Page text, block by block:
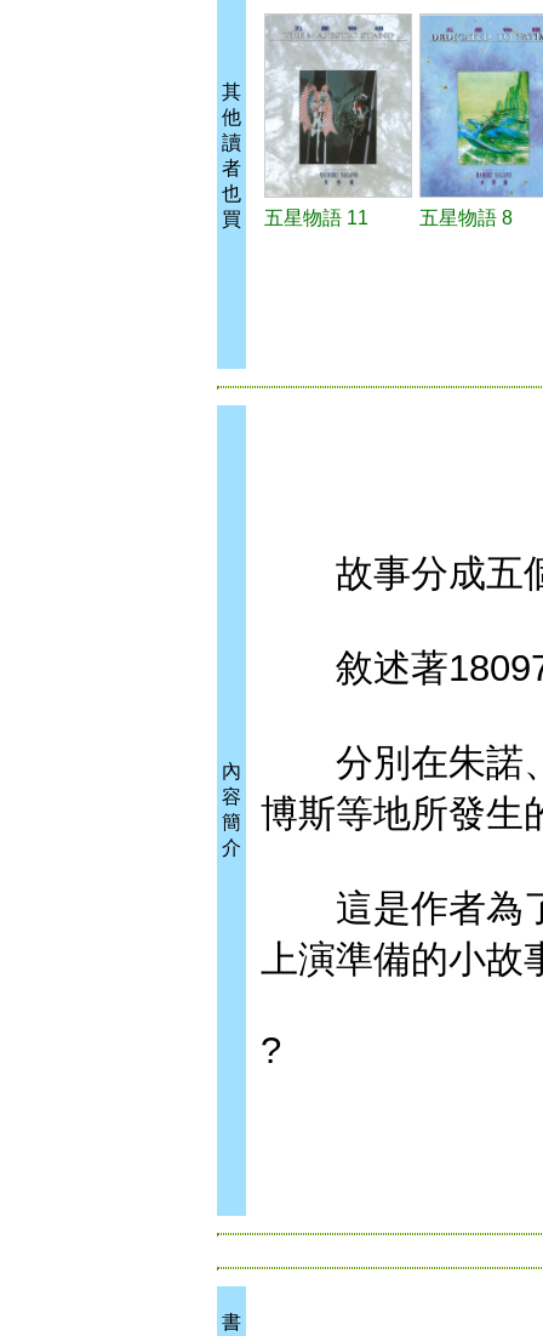
其
他
讀
者
也
買
五星物語 11 五星物語 8
內
容
簡
介
故事分成五
敘述著18097
分別在朱諾、
博斯等地所發生
這是作者為了
上演準備的小故
?
書